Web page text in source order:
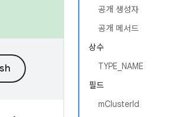
공개 생성자
공개 메서드
상수
TYPE_NAME
필드
mClusterId